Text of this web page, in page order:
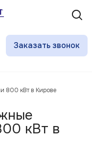
Заказать звонок
800 кВт в Кирове
кВт в